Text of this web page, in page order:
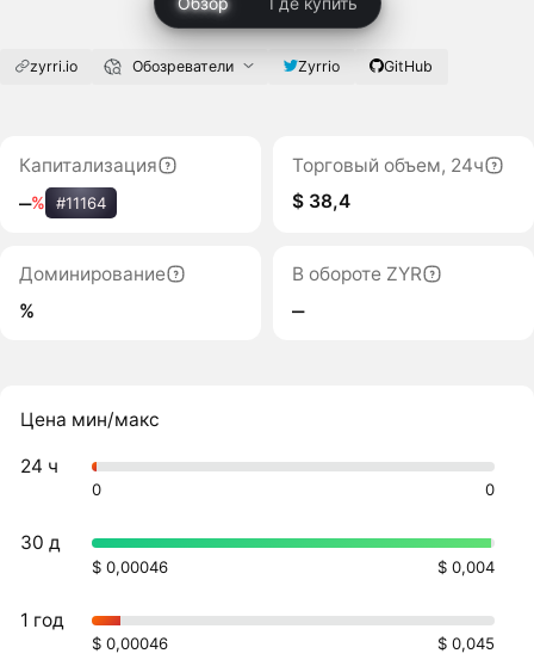
zyrri.io Обозреватели Zyrrio GitHub
Капитализация
‒% #11164
Торговый объем, 24ч
$ 38,4
Доминирование
%
В обороте ZYR
‒
Цена мин/макс
24 ч
0 0
30 д
$ 0,00046 $ 0,004
1 год
$ 0,00046 $ 0,045